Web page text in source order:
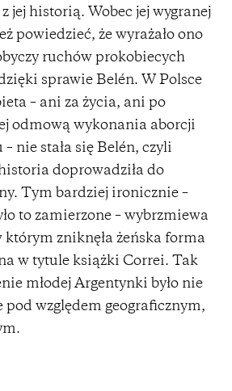
jej historią. Wobec jej wygranej
powiedzieć, że wyrażało ono
ruchów prokobiecych
sprawie Belén. W Polsce
– ani za życia, ani po
odmową wykonania aborcji
– nie stała się Belén, czyli
doprowadziła do
Tym bardziej ironicznie –
to zamierzone – wybrzmiewa
którym zniknęła żeńska forma
w tytule książki Correi. Tak
młodej Argentynki było nie
względem geograficznym,